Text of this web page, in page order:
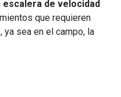
escalera de velocidad
que requieren
sea en el campo, la